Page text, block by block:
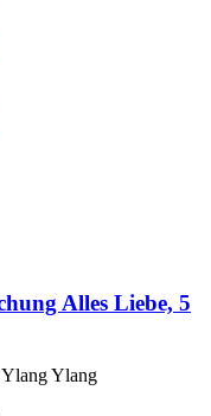
Alles Liebe, 5
Ylang